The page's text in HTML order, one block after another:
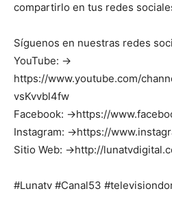
compartirlo en tus redes
Síguenos en nuestras redes
YouTube: →
https://www.youtube.com/
vsKvvbl4fw
Facebook: →https://
Instagram: →https://
Sitio Web: →http://
#Lunatv #Canal53